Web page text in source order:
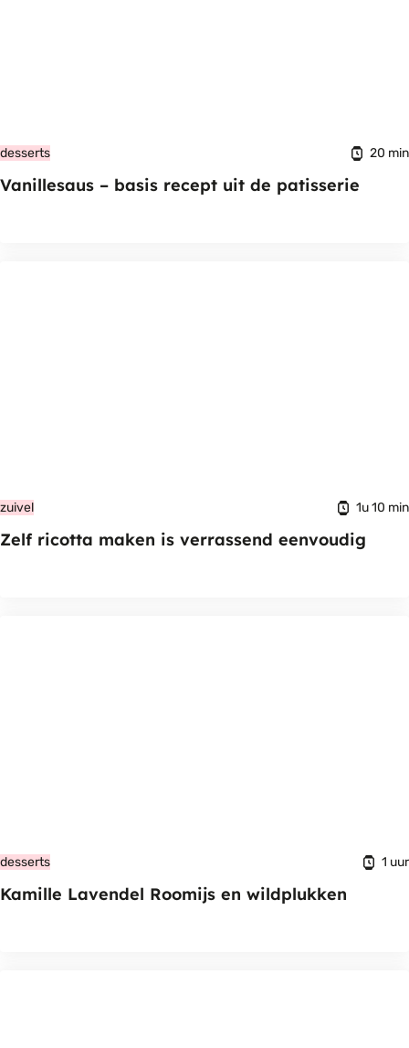
desserts 20 min
Vanillesaus – basis recept uit de patisserie
zuivel 1u 10 min
Zelf ricotta maken is verrassend eenvoudig
desserts 1 uur
Kamille Lavendel Roomijs en wildplukken